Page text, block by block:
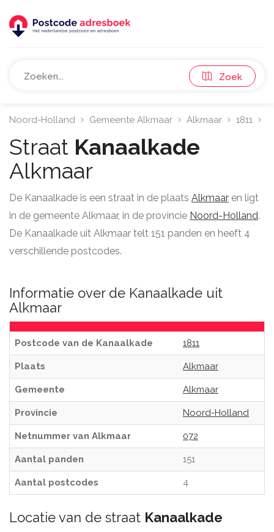
Zoek
Noord-Holland Gemeente Alkmaar Alkmaar 1811
Straat Kanaalkade
Alkmaar
De Kanaalkade is een straat in de plaats Alkmaar en ligt
in de gemeente Alkmaar, in de provincie Noord-Holland.
De Kanaalkade uit Alkmaar telt 151 panden en heeft 4
verschillende postcodes.
Informatie over de Kanaalkade uit
Alkmaar
Postcode van de Kanaalkade 1811
Plaats Alkmaar
Gemeente Alkmaar
Provincie Noord-Holland
Netnummer van Alkmaar 072
Aantal panden 151
Aantal postcodes 4
Locatie van de straat Kanaalkade